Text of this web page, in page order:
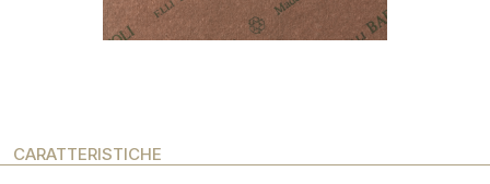
CARATTERISTICHE